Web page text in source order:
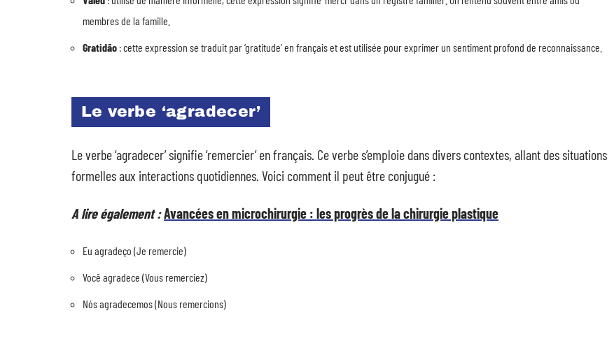
membres de la famille.
Gratidão : cette expression se traduit par ‘gratitude’ en français et est utilisée pour exprimer un sentiment profond de reconnaissance.
Le verbe ‘agradecer’
Le verbe ‘agradecer’ signifie ‘remercier’ en français. Ce verbe s’emploie dans divers contextes, allant des situations
formelles aux interactions quotidiennes. Voici comment il peut être conjugué :
A lire également :Avancées en microchirurgie : les progrès de la chirurgie plastique
Eu agradeço (Je remercie)
Você agradece (Vous remerciez)
Nós agradecemos (Nous remercions)